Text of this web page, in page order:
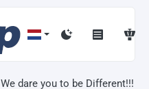
We dare you to be Different!!!